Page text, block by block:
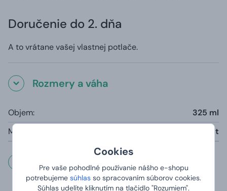
Cookies
Pre vaše pohodlné používanie nášho e-shopu
potrebujeme súhlas so spracovaním súborov cookies.
Súhlas udelíte kliknutím na tlačidlo "Rozumiem".
Doručenie do 2. dňa
A to vrátane vašej vlastnej potlače.
Rozmery a váha
Objem:
325 ml
Materiál:
Smalt
Dôležité informácie
Hrnčeky sú vhodné do umývačky (s výnimkou